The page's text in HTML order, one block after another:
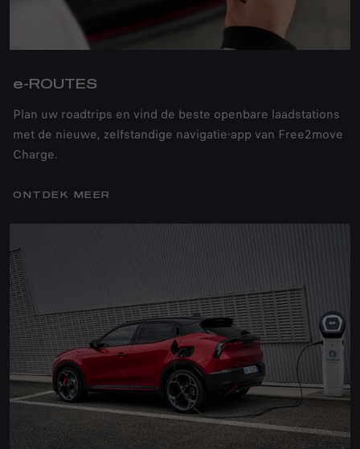
e-ROUTES
Plan uw roadtrips en vind de beste openbare laadstations
met de nieuwe, zelfstandige navigatie-app van Free2move
Charge.
ONTDEK MEER